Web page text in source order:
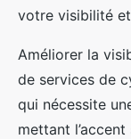
votre visibilité
Améliorer la
de services de
qui nécessite
mettant